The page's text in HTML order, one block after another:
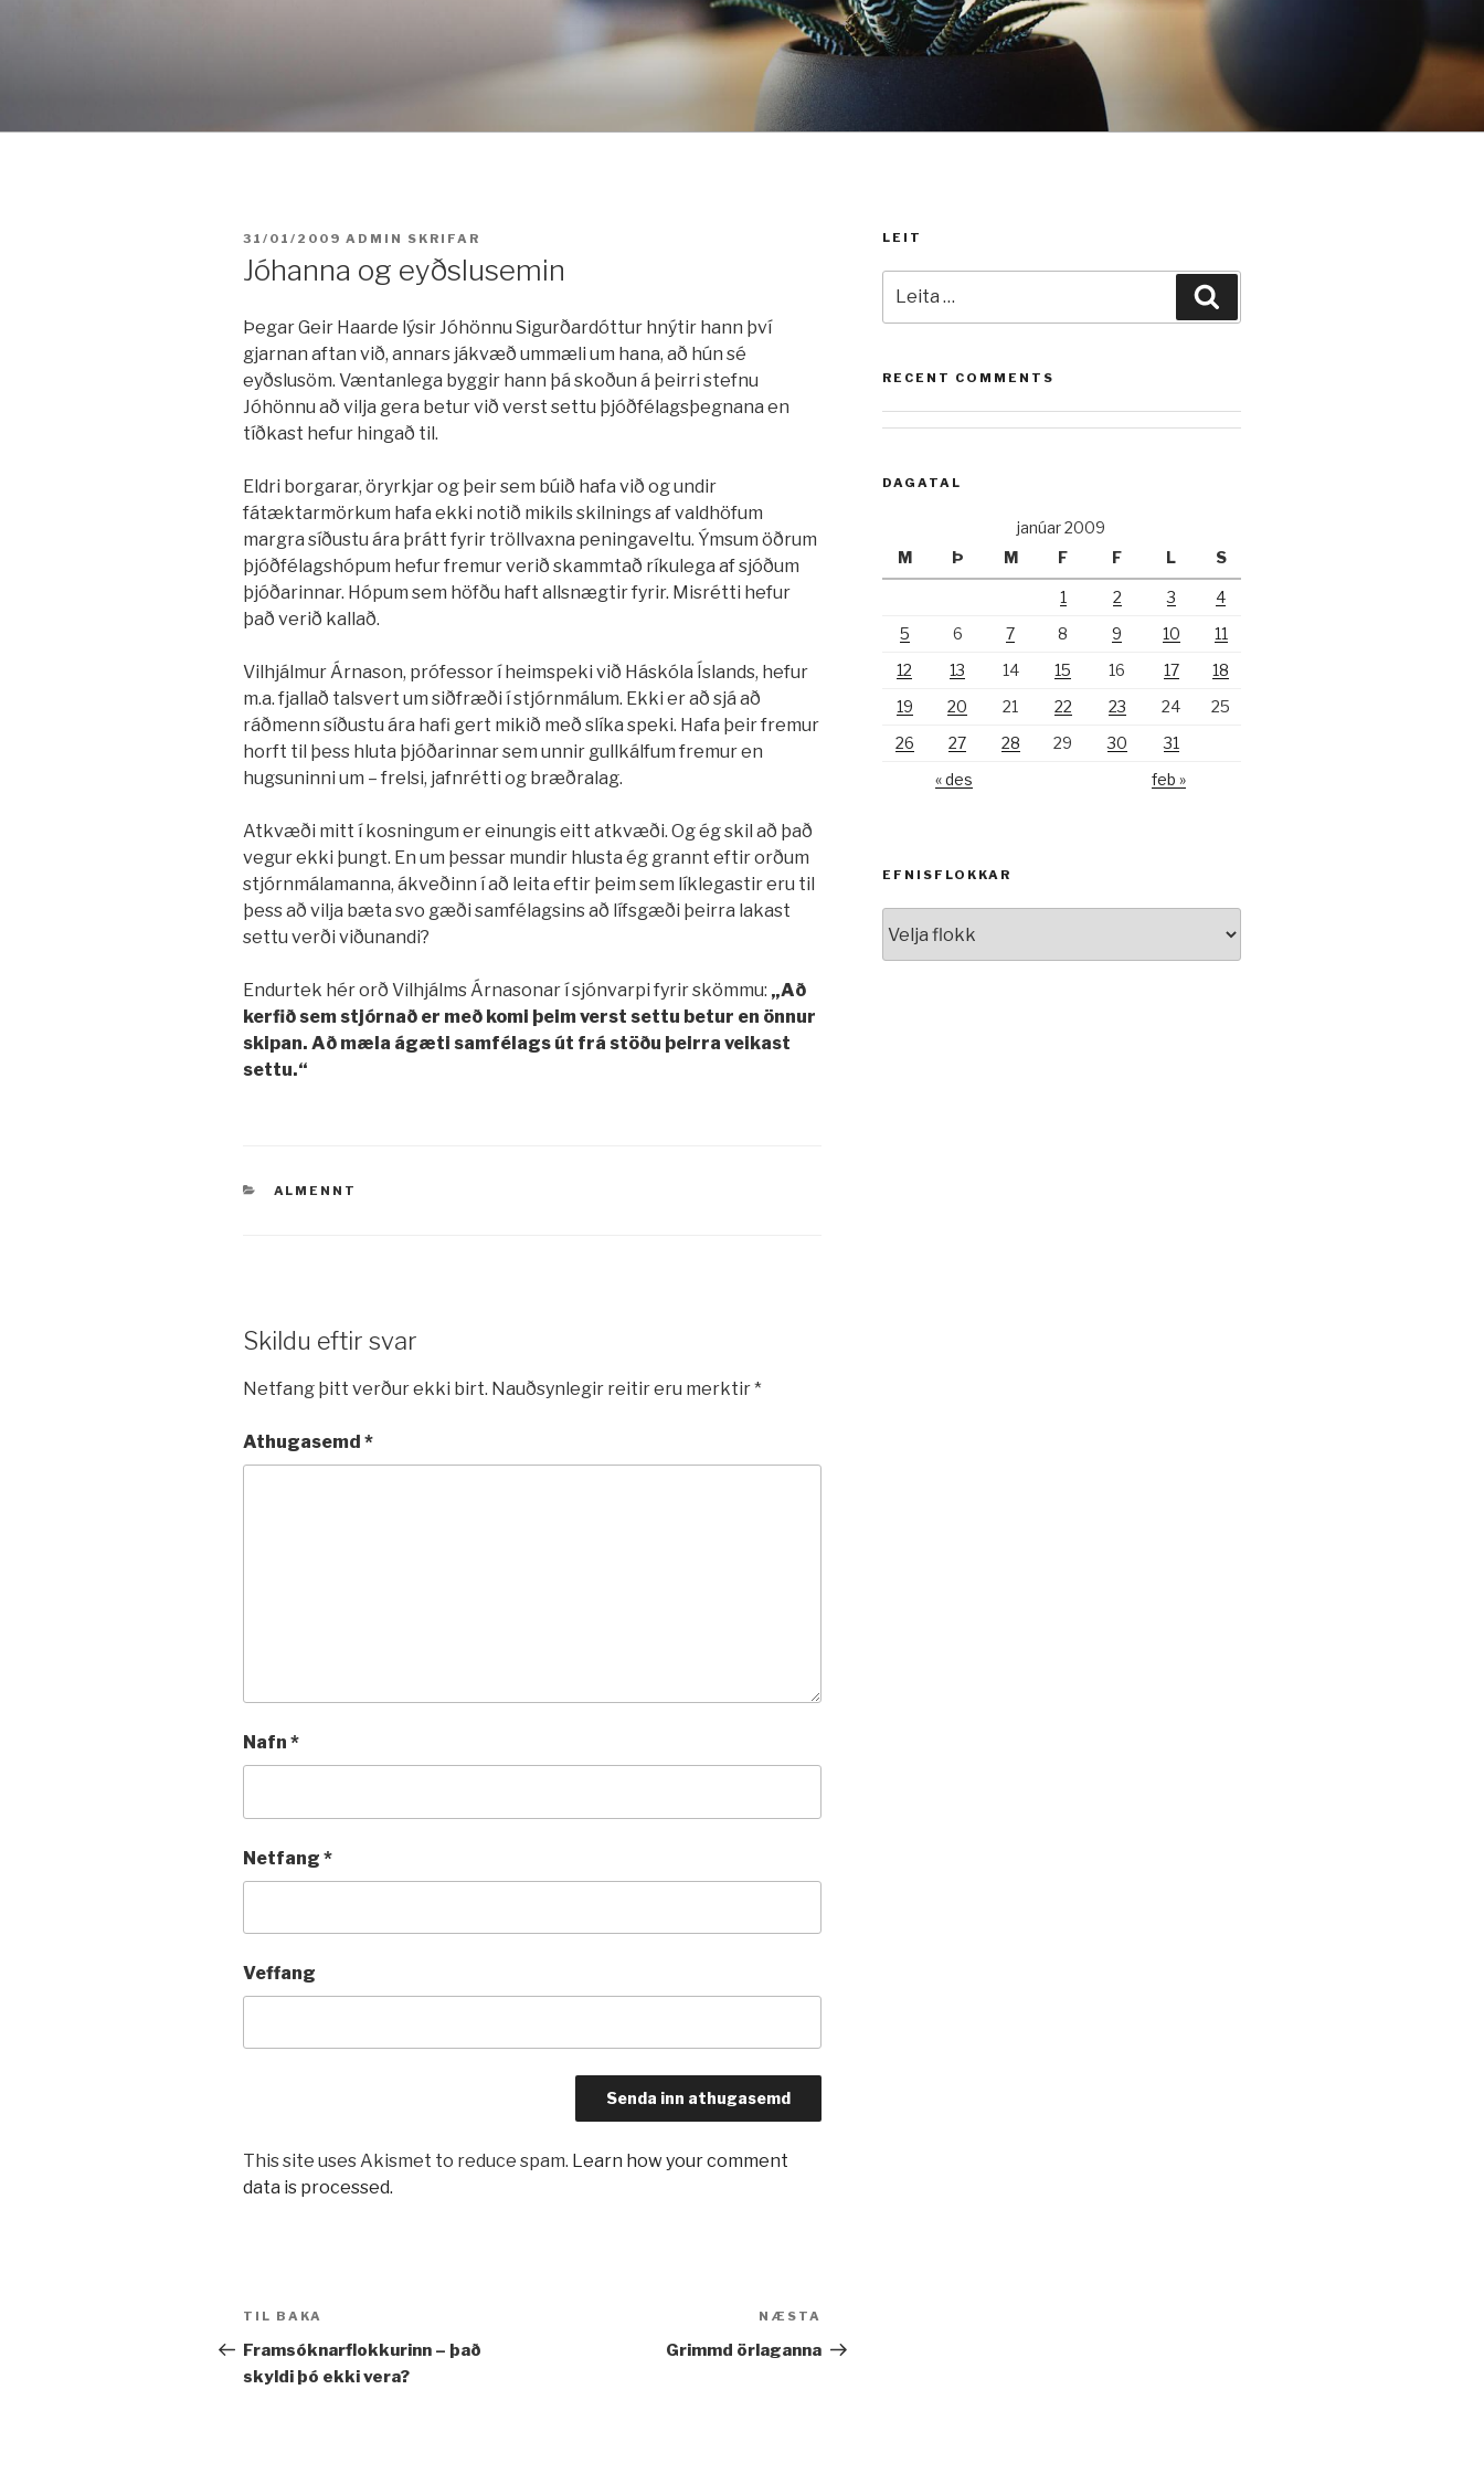
BIRT:
31/01/2009 ADMIN SKRIFAR
Jóhanna og eyðslusemin
Þegar Geir Haarde lýsir Jóhönnu Sigurðardóttur hnýtir hann því
gjarnan aftan við, annars jákvæð ummæli um hana, að hún sé
eyðslusöm. Væntanlega byggir hann þá skoðun á þeirri stefnu
Jóhönnu að vilja gera betur við verst settu þjóðfélagsþegnana en
tíðkast hefur hingað til.
Eldri borgarar, öryrkjar og þeir sem búið hafa við og undir
fátæktarmörkum hafa ekki notið mikils skilnings af valdhöfum
margra síðustu ára þrátt fyrir tröllvaxna peningaveltu. Ýmsum öðrum
þjóðfélagshópum hefur fremur verið skammtað ríkulega af sjóðum
þjóðarinnar. Hópum sem höfðu haft allsnægtir fyrir. Misrétti hefur
það verið kallað.
Vilhjálmur Árnason, prófessor í heimspeki við Háskóla Íslands, hefur
m.a. fjallað talsvert um siðfræði í stjórnmálum. Ekki er að sjá að
ráðmenn síðustu ára hafi gert mikið með slíka speki. Hafa þeir fremur
horft til þess hluta þjóðarinnar sem unnir gullkálfum fremur en
hugsuninni um – frelsi, jafnrétti og bræðralag.
Atkvæði mitt í kosningum er einungis eitt atkvæði. Og ég skil að það
vegur ekki þungt. En um þessar mundir hlusta ég grannt eftir orðum
stjórnmálamanna, ákveðinn í að leita eftir þeim sem líklegastir eru til
þess að vilja bæta svo gæði samfélagsins að lífsgæði þeirra lakast
settu verði viðunandi?
Endurtek hér orð Vilhjálms Árnasonar í sjónvarpi fyrir skömmu: „Að
kerfið sem stjórnað er með komi þeim verst settu betur en önnur
skipan. Að mæla ágæti samfélags út frá stöðu þeirra veikast
settu.“
VÖRUFLOKKAR
ALMENNT
Skildu eftir svar
Netfang þitt verður ekki birt. Nauðsynlegir reitir eru merktir*
Athugasemd *
Nafn *
Netfang *
Veffang
This site uses Akismet to reduce spam. Learn how your comment
data is processed.
Leiðarkerfi
færslu
Fyrri
færsla
TIL BAKA
Framsóknarflokkurinn – það
skyldi þó ekki vera?
færsla
NÆSTA
Grimmd örlaganna
LEIT
að:
RECENT COMMENTS
DAGATAL
janúar 2009
M
Þ M F F L S
1 2 3
4
5
6 7 8 9 10
11
12
13 14 15 16 17
18
19
20 21 22 23 24
25
26
27 28 29 30
31
« des
feb »
EFNISFLOKKAR